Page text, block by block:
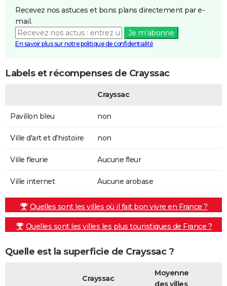
Recevez nos astuces et bons plans directement par e-
mail.
Je m'abonne
En savoir plus sur notre politique de confidentialité
Labels et récompenses de Crayssac
Crayssac
Pavillon bleu non
Ville d'art et d'histoire non
Ville fleurie Aucune fleur
Ville internet Aucune arobase
Quelles sont les villes où il fait bon vivre en France ?
Quelles sont les villes les plus touristiques de France ?
Quelle est la superficie de Crayssac ?
Crayssac
Moyenne
des villes